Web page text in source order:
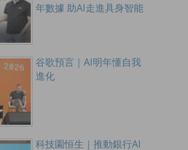
年數據 助AI走進具身智能
谷歌預言｜AI明年懂自我
進化
科技園恒生｜推動銀行AI